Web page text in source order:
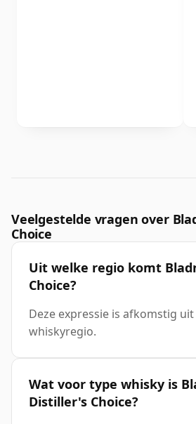
Veelgestelde vragen over
Choice
Uit welke regio komt
Choice?
Deze expressie is afkomstig
whiskyregio.
Wat voor type whisky is
Distiller's Choice?